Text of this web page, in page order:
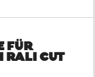
FÜR
RALI CUT